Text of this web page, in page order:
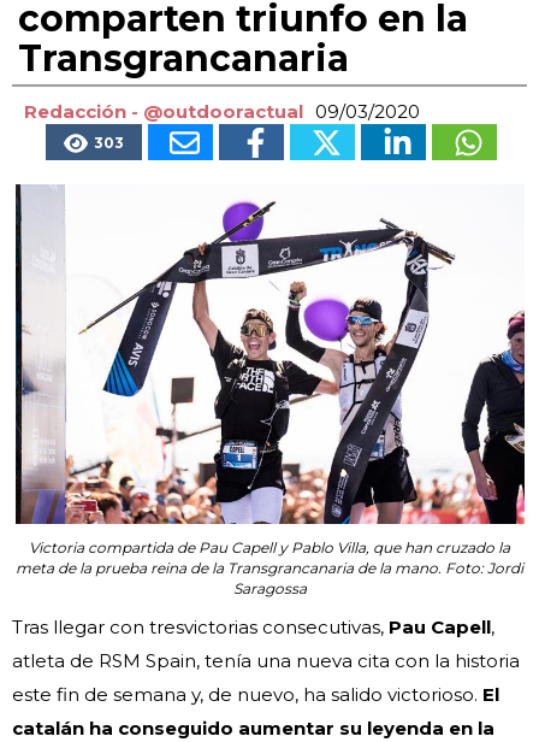
comparten triunfo en la
Transgrancanaria
Redacción - @outdooractual 09/03/2020
303
Victoria compartida de Pau Capell y Pablo Villa, que han cruzado la
meta de la prueba reina de la Transgrancanaria de la mano. Foto: Jordi
Saragossa
Tras llegar con tresvictorias consecutivas, Pau Capell,
atleta de RSM Spain, tenía una nueva cita con la historia
este fin de semana y, de nuevo, ha salido victorioso. El
catalán ha conseguido aumentar su leyenda en la